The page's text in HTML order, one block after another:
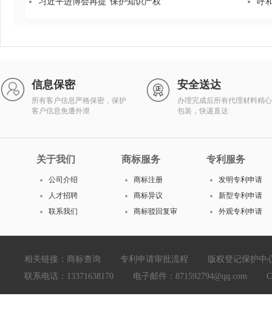
信息保密
所有客户信息严格保密，保护
客户信息免遭外泄
安全送达
办理完成后所有代理材料精心
包装，快递直达
关于我们
公司介绍
人才招聘
联系我们
商标服务
商标注册
商标异议
商标驳回复审
专利服务
发明专利申请
新型专利申请
外观专利申请
相关链接： 商标查询 专利申请审批流程
版权登记保护中
联系电话：13371638170 电子邮件：871592794@qq.com